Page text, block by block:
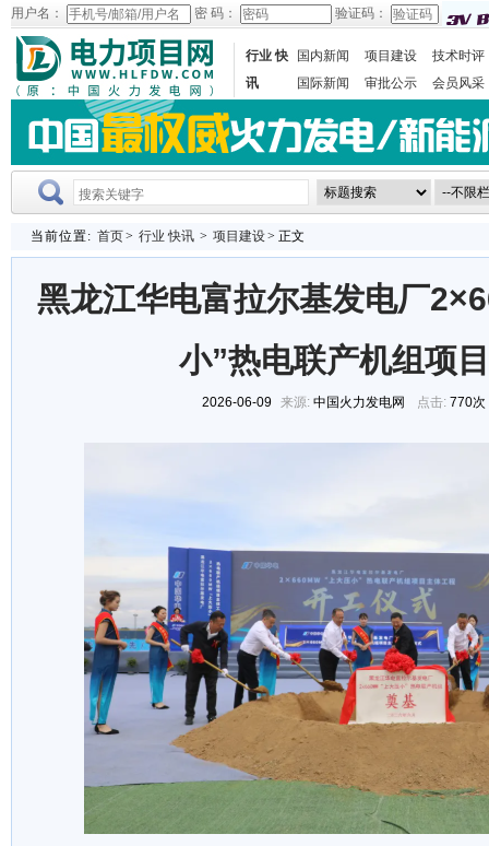
用户名： 密 码： 验证码：
行业 快
讯
国内新闻 项目建设
技术时评
国际新闻
审批公示 会员风采
当前位置: 首页> 行业 快讯 > 项目建设> 正文
黑龙江华电富拉尔基发电厂
小”热电联产机组项
2026-06-09 来源: 中国火力发电网 点击: 770次